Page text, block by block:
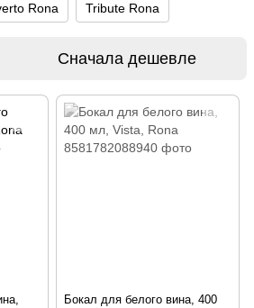
Rona Tribute Rona
Сначала дешевле
Бокал для белого вина, 400